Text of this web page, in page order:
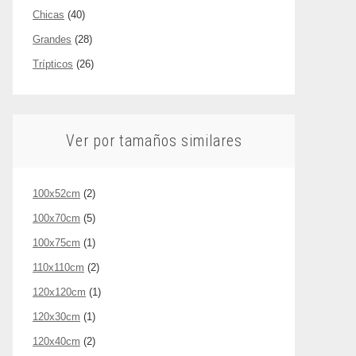
Chicas (40)
Grandes (28)
Trípticos (26)
Ver por tamaños similares
100x52cm (2)
100x70cm (5)
100x75cm (1)
110x110cm (2)
120x120cm (1)
120x30cm (1)
120x40cm (2)